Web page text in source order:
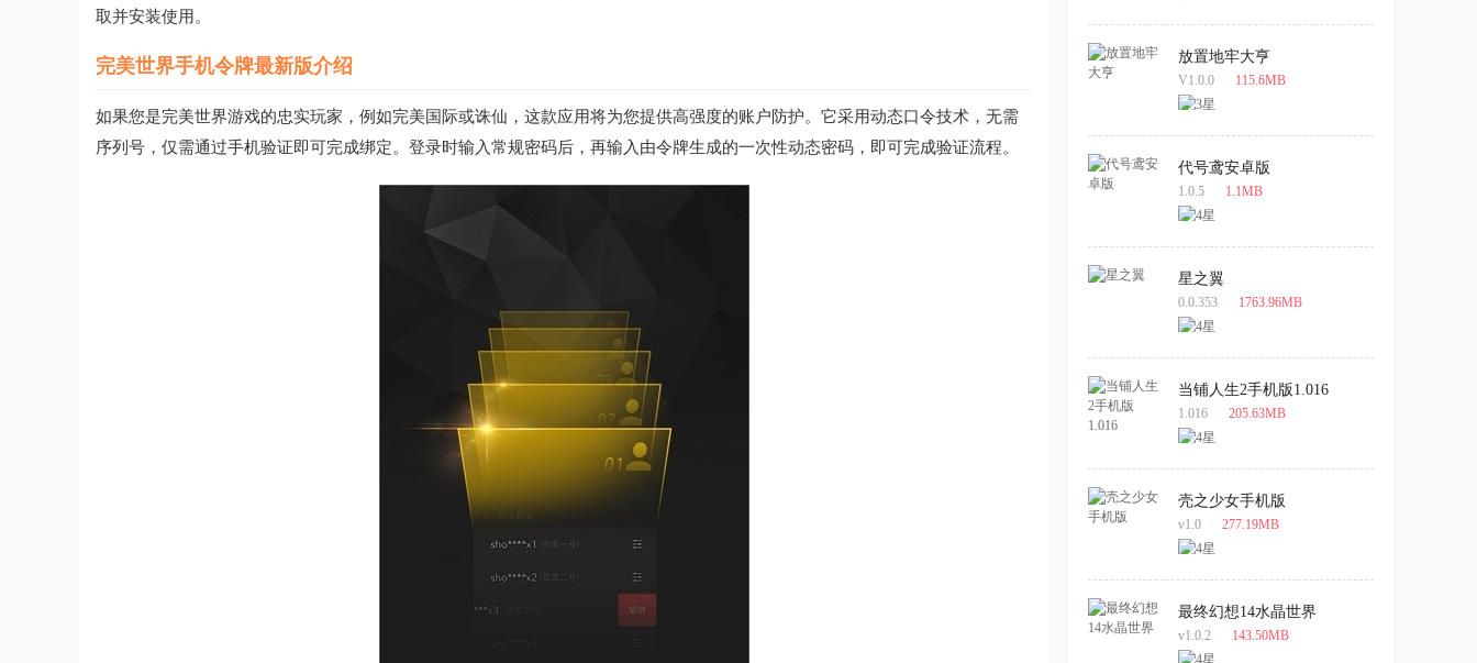
取并安装使用。
完美世界手机令牌最新版介绍
如果您是完美世界游戏的忠实玩家，例如完美国际或诛仙，这款应用将为您提供高强度的账户防护。它采用动态口令技术，无需
序列号，仅需通过手机验证即可完成绑定。登录时输入常规密码后，再输入由令牌生成的一次性动态密码，即可完成验证流程。
放置地牢大亨
V1.0.0 115.6MB
代号鸢安卓版
1.0.5 1.1MB
星之翼
0.0.353 1763.96MB
当铺人生2手机版1.016
1.016 205.63MB
壳之少女手机版
v1.0 277.19MB
最终幻想14水晶世界
v1.0.2 143.50MB